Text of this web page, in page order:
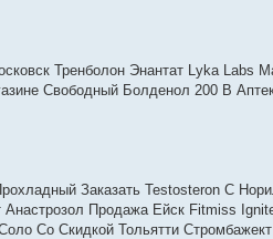
Тренболон Энантат Lyka Labs
Свободный Болденол 200 В
Заказать Testosteron C
Продажа Ейск Fitmiss
Со Скидкой Тольятти